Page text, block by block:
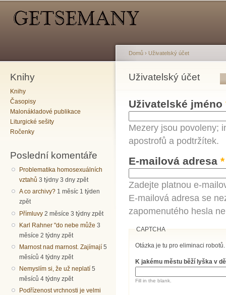
Knihy
Knihy
Časopisy
Malonákladové publikace
Liturgické sešity
Ročenky
Poslední komentáře
Problematika homosexuálních
vztahů 3 týdny 3 dny zpět
A co archivy? 1 měsíc 1 týden
zpět
Přímluvy 2 měsíce 3 týdny zpět
Karl Rahner "do nebe může 3
měsíce 2 týdny zpět
Marnost nad marnost. Zajímají 5
měsíců 4 týdny zpět
Nemyslím si, že už neplatí 5
měsíců 4 týdny zpět
Podřízenost vrchnosti je velmi
Jste zde
Domů › Uživatelský účet
Uživatelský účet
Hlavní záložky
Uživatelské jméno
Mezery jsou povoleny;
apostrofů a podtržítek.
E-mailová adresa *
Zadejte platnou e-
E-mailová adresa se
zapomenutého hesla
CAPTCHA
Otázka je tu pro eliminaci robotů.
K jakému městu běží lyška v
Fill in the blank.